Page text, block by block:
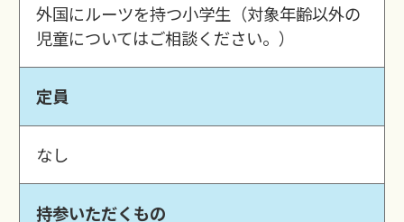
外国にルーツを持つ小学生（対象年齢以外の
児童についてはご相談ください。）
定員
なし
持参いただくもの